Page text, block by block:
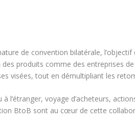
de convention bilatérale,
produits comme des entreprises
visées, tout en démultipliant les
l’étranger, voyage d’acheteurs,
BtoB sont au cœur de cette